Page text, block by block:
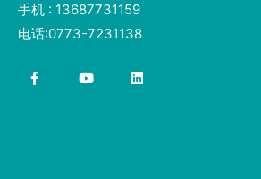
手机 : 13687731159
电话:0773-7231138